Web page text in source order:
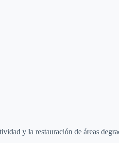
y la restauración de áreas